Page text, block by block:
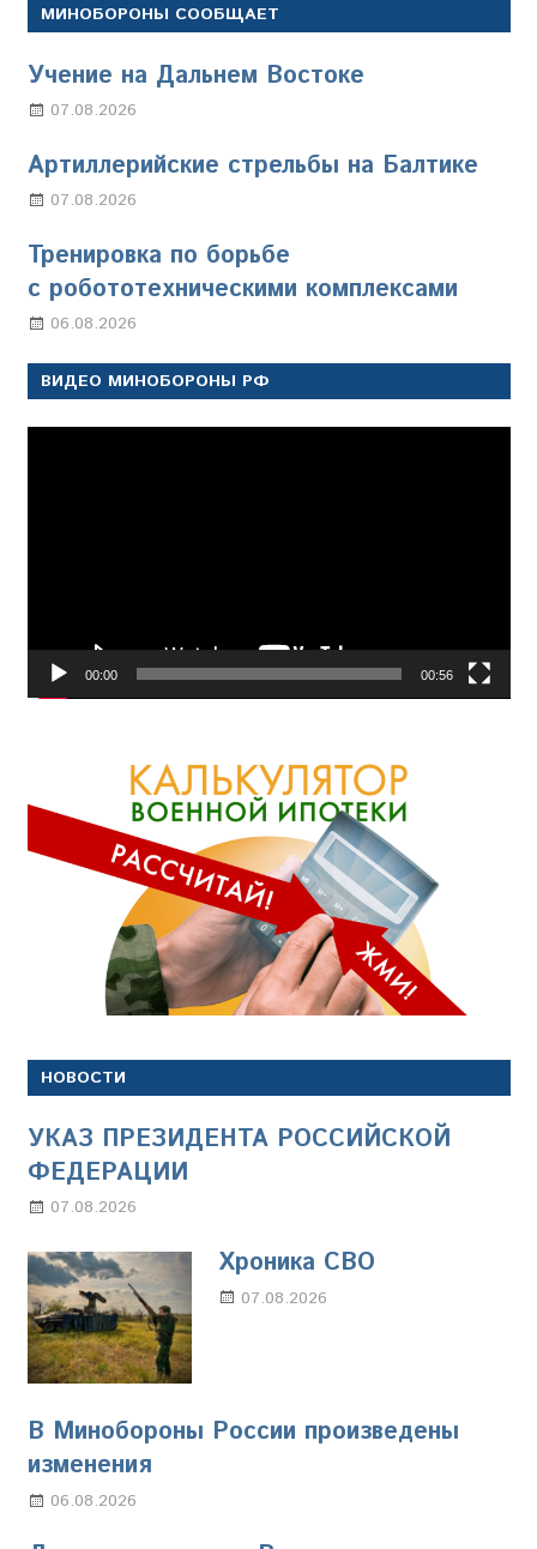
МИНОБОРОНЫ СООБЩАЕТ
Учение на Дальнем Востоке
07.08.2026
Артиллерийские стрельбы на Балтике
07.08.2026
Тренировка по борьбе
с робототехническими комплексами
06.08.2026
ВИДЕО МИНОБОРОНЫ РФ
00:00 00:56
НОВОСТИ
УКАЗ ПРЕЗИДЕНТА РОССИЙСКОЙ
ФЕДЕРАЦИИ
07.08.2026
Хроника СВО
07.08.2026
В Минобороны России произведены
изменения
06.08.2026